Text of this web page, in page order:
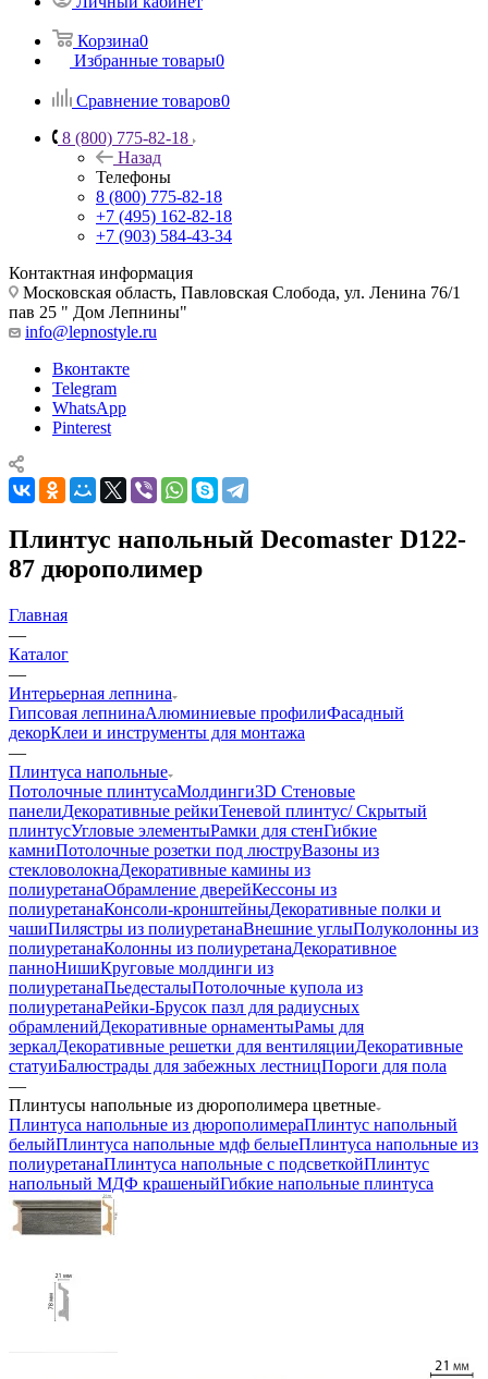
Корзина0
Избранные товары0
Сравнение товаров0
8 (800) 775-82-18
Назад
Телефоны
8 (800) 775-82-18
+7 (495) 162-82-18
+7 (903) 584-43-34
Контактная информация
Московская область, Павловская Слобода, ул. Ленина 76/1
пав 25 " Дом Лепнины"
info@lepnostyle.ru
Вконтакте
Telegram
WhatsApp
Pinterest
Плинтус напольный Decomaster D122-
87 дюрополимер
Главная
—
Каталог
—
Интерьерная лепнина
Гипсовая лепнинаАлюминиевые профилиФасадный
декорКлеи и инструменты для монтажа
—
Плинтуса напольные
Потолочные плинтусаМолдинги3D Стеновые
панелиДекоративные рейкиТеневой плинтус/ Скрытый
плинтусУгловые элементыРамки для стенГибкие
камниПотолочные розетки под люструВазоны из
стекловолокнаДекоративные камины из
полиуретанаОбрамление дверейКессоны из
полиуретанаКонсоли-кронштейныДекоративные полки и
чашиПилястры из полиуретанаВнешние углыПолуколонны из
полиуретанаКолонны из полиуретанаДекоративное
панноНишиКруговые молдинги из
полиуретанаПьедесталыПотолочные купола из
полиуретанаРейки-Брусок пазл для радиусных
обрамленийДекоративные орнаментыРамы для
зеркалДекоративные решетки для вентиляцииДекоративные
статуиБалюстрады для забежных лестницПороги для пола
—
Плинтусы напольные из дюрополимера цветные
Плинтуса напольные из дюрополимераПлинтус напольный
белыйПлинтуса напольные мдф белыеПлинтуса напольные из
полиуретанаПлинтуса напольные с подсветкойПлинтус
напольный МДФ крашеныйГибкие напольные плинтуса